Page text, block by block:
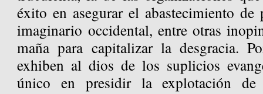
éxito en asegurar el abastecimiento
imaginario occidental, entre otras
maña para capitalizar la desgracia.
exhiben al dios de los suplicios
único en presidir la explotación de